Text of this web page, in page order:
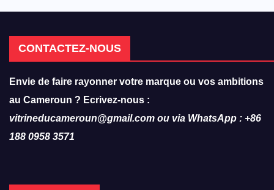
CONTACTEZ-NOUS
Envie de faire rayonner votre marque ou vos ambitions
au Cameroun ? Ecrivez-nous :
vitrineducameroun@gmail.com ou via WhatsApp : +86
188 0958 3571